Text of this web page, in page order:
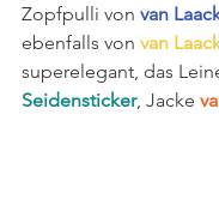
Zopfpulli von van
ebenfalls von van
superelegant, das
Seidensticker, Jacke